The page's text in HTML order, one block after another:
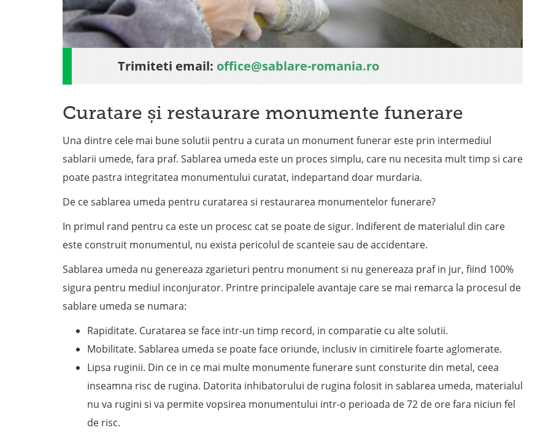
Trimiteti email:office@sablare-romania.ro
Curatare și restaurare monumente funerare
Una dintre cele mai bune solutii pentru a curata un monument funerar este prin intermediul
sablarii umede, fara praf. Sablarea umeda este un proces simplu, care nu necesita mult timp si care
poate pastra integritatea monumentului curatat, indepartand doar murdaria.
De ce sablarea umeda pentru curatarea si restaurarea monumentelor funerare?
In primul rand pentru ca este un procesc cat se poate de sigur. Indiferent de materialul din care
este construit monumentul, nu exista pericolul de scanteie sau de accidentare.
Sablarea umeda nu genereaza zgarieturi pentru monument si nu genereaza praf in jur, fiind 100%
sigura pentru mediul inconjurator. Printre principalele avantaje care se mai remarca la procesul de
sablare umeda se numara:
Rapiditate. Curatarea se face intr-un timp record, in comparatie cu alte solutii.
Mobilitate. Sablarea umeda se poate face oriunde, inclusiv in cimitirele foarte aglomerate.
Lipsa ruginii. Din ce in ce mai multe monumente funerare sunt consturite din metal, ceea
inseamna risc de rugina. Datorita inhibatorului de rugina folosit in sablarea umeda, materialul
nu va rugini si va permite vopsirea monumentului intr-o perioada de 72 de ore fara niciun fel
de risc.